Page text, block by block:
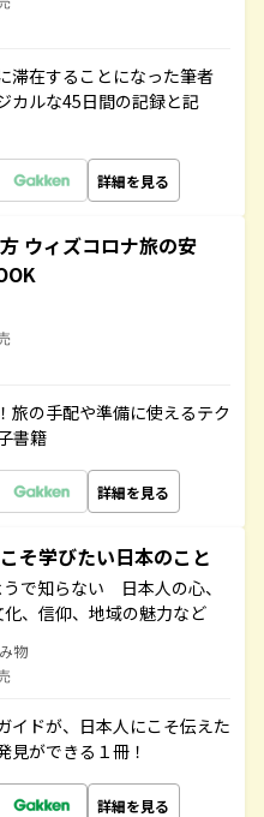
滞在することになった筆者
カルな45日間の記録と記
詳細を見る
ウィズコロナ旅の安
旅の手配や準備に使えるテク
書籍
詳細を見る
そ学びたい日本のこと
で知らない 日本人の心、
、信仰、地域の魅力など
物
イドが、日本人にこそ伝えた
見ができる１冊！
詳細を見る